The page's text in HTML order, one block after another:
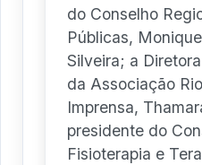
do Conselho
Públicas,
Silveira; a
da Associação
Imprensa,
presidente do
Fisioterapia e